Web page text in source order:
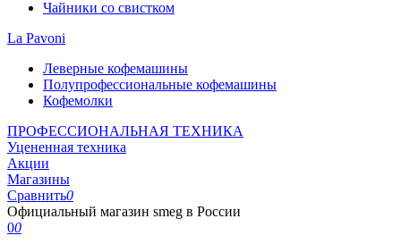
Чайники со свистком
La Pavoni
Леверные кофемашины
Полупрофессиональные кофемашины
Кофемолки
ПРОФЕССИОНАЛЬНАЯ ТЕХНИКА
Уцененная техника
Акции
Магазины
Сравнить0
Официальный магазин smeg в России
00